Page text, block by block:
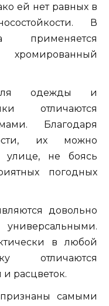
ей нет равных в
В
применяется
одежды и
отличаются
Благодаря
их можно
улице, не боясь
погодных
довольно
в любой
отличаются
расцветок.
самыми